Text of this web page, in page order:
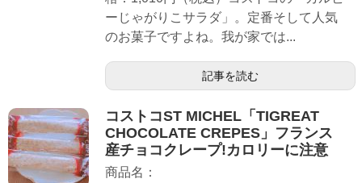
ーじゃがりこサラダ」。定番そして人気
のお菓子ですよね。我が家では...
記事を読む
コストコST MICHEL「TIGREAT
CHOCOLATE CREPES」フランス
産チョコクレープ!カロリーに注意
商品名：